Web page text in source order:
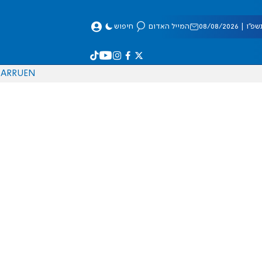
08/2026 המייל האדום חיפוש
EN
RU
AR